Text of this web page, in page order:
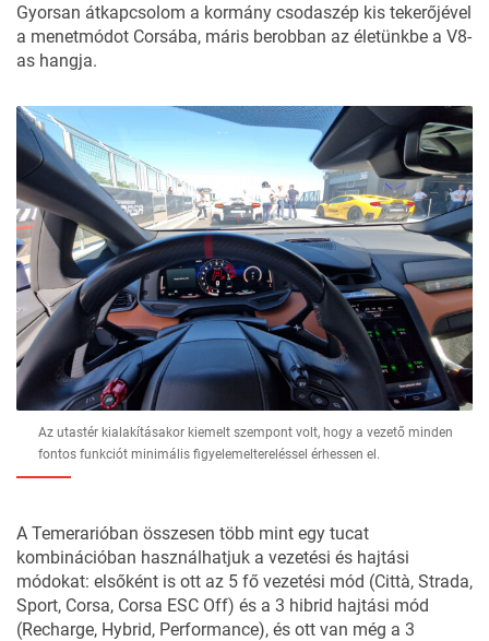
Gyorsan átkapcsolom a kormány csodaszép kis tekerőjével
a menetmódot Corsába, máris berobban az életünkbe a V8-
as hangja.
Az utastér kialakításakor kiemelt szempont volt, hogy a vezető minden
fontos funkciót minimális figyelemeltereléssel érhessen el.
A Temerarióban összesen több mint egy tucat
kombinációban használhatjuk a vezetési és hajtási
módokat: elsőként is ott az 5 fő vezetési mód (Città, Strada,
Sport, Corsa, Corsa ESC Off) és a 3 hibrid hajtási mód
(Recharge, Hybrid, Performance), és ott van még a 3